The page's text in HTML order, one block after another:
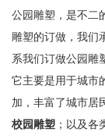
公园雕塑，是不二
雕塑的订做，我们
系我们订做公园雕
它主要是用于城市
加，丰富了城市居
校园雕塑 ；以及